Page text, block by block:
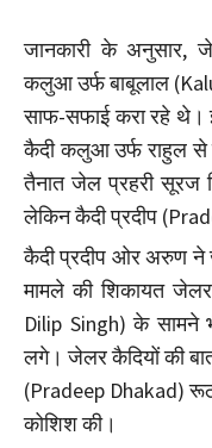
जानकारी के अनुसार,
कलुआ उर्फ बाबूलाल
साफ-सफाई करा रहे थे।
कैदी कलुआ उर्फ राहुल से
तैनात जेल प्रहरी सूरज
लेकिन कैदी प्रदीप
कैदी प्रदीप ओर अरुण ने
मामले की शिकायत
Dilip Singh) के सामने
लगे। जेलर कैदियों की
(Pradeep Dhakad)
कोशिश की।